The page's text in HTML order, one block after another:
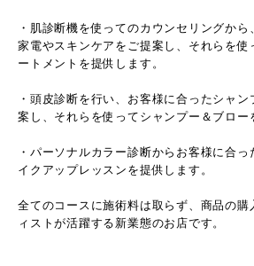
・肌診断機を使ってのカウンセリングか
家電やスキンケアをご提案し、それらを使
ートメントを提供します。
・頭皮診断を行い、お客様に合ったシャ
案し、それらを使ってシャンプー＆ブロー
・パーソナルカラー診断からお客様に合
イクアップレッスンを提供します。
全てのコースに施術料は取らず、商品の購
ィストが活躍する新業態のお店です。